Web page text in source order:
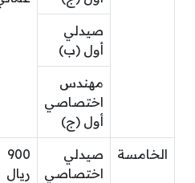
صيدلي
أول (ب)
مهندس
اختصاصي
أول (ج)
الخامسة
صيدلي
اختصاصي
900
ريال